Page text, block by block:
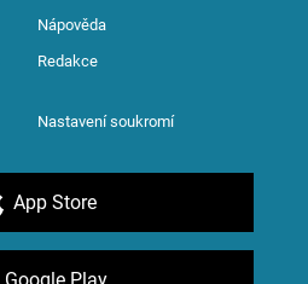
Nápověda
Redakce
Nastavení soukromí
App Store